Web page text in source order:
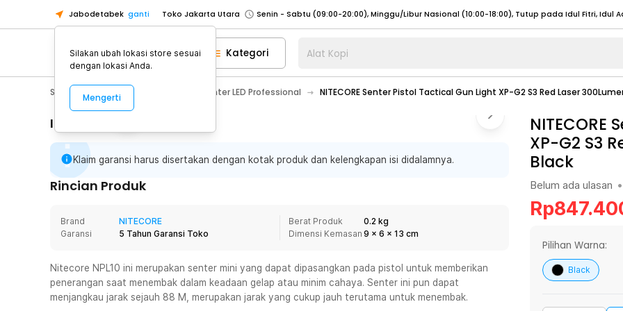
Jabodetabek ganti Toko Jakarta Utara
Toko Tangerang
Toko Cikupa
Pick n Go Jakarta Barat
Senin - Jumat (07:00 - 20:00), Sabtu - Minggu (08:00 - 20:00), Tutup pada Idul Fitri
Pick n Go Bekasi
Senin - Jumat (08:00 - 20:00), Sabtu - Minggu/ Libur Nasional (08:00 - 17:00) Selengkapnya
Senin - Jumat (08:00 - 20:00), Sabtu - Minggu/ Libur Nasional (08:00 - 17:00) Selengkapnya
Senin - Sabtu (09:00-20:00), Minggu/Libur Nasional (12:00-20:00), Tutup pada Idul Fitri
Toko Jakarta Barat
Senin - Sabtu (09:00-20:00), Minggu/Libur Nasional (12:00-20:00), Tutup pada Idul Fitri
Senin - Jumat (07:00 - 20:00), Sabtu - Minggu (08:00 - 20:00), Tutup pada Idul Fitri
Pick n Go Bekasi
Senin - Jumat (08:00 - 20:00), Sabtu - Minggu/ Libur Nasional (08:00 - 17:00) Selengkapnya
Pick n Go Depok
Senin - Jumat (08:00 - 20:00), Sabtu - Minggu/ Libur Nasional (08:00 - 17:00)
Kategori Alat Kopi
Sport & Outdoor Senter LED Professional NITECORE Senter Pistol Tactical Gun Light XP-G2 S3 Red Laser
Informasi Penting
Klaim garansi harus disertakan dengan kotak produk dan kelengkapan isi didalamnya.
Rincian Produk
Brand
NITECORE
Garansi
5 Tahun Garansi Toko
Berat Produk
0.2 kg
Dimensi Kemasan 9 x 6 x 13 cm
Nitecore NPL10 ini merupakan senter mini yang dapat dipasangkan pada pistol untuk memberikan
penerangan saat menembak dalam keadaan gelap atau minim cahaya. Senter ini pun dapat
menjangkau jarak sejauh 88 M, merupakan jarak yang cukup jauh terutama untuk menembak.
NITECORE
XP-G2 S3
Black
Belum ada ulasan •
Rp
Pilihan Warna:
Black
Silakan ubah lokasi store sesuai
dengan lokasi Anda.
Mengerti